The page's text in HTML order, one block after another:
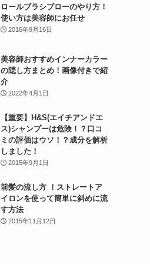
ロールブラシブローのやり方！
使い方は美容師にお任せ
2016年9月16日
美容師おすすめインナーカラー
の隠し方まとめ！画像付きで紹
介
2022年4月1日
【重要】H&S(エイチアンドエ
ス)シャンプーは危険！？口コ
ミの評価はウソ！？成分を解析
しました！
2015年9月1日
前髪の流し方 ！ストレートア
イロンを使って簡単に斜めに流
す方法
2015年11月12日